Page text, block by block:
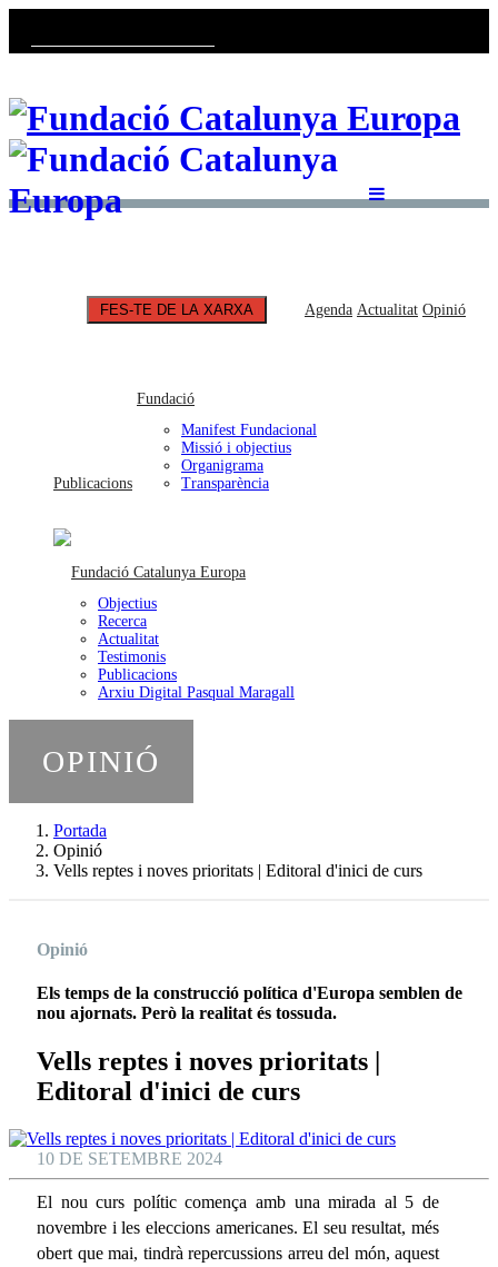
FES-TE DE LA XARXA Agenda Actualitat Opinió
Publicacions
Fundació
Manifest Fundacional
Missió i objectius
Organigrama
Transparència
Objectius
Recerca
Actualitat
Testimonis
Publicacions
Arxiu Digital Pasqual Maragall
OPINIÓ
Portada
Opinió
Vells reptes i noves prioritats | Editoral d'inici de curs
Opinió
Els temps de la construcció política d'Europa semblen de
nou ajornats. Però la realitat és tossuda.
Vells reptes i noves prioritats |
Editoral d'inici de curs
10 DE SETEMBRE 2024
El nou curs polític comença amb una mirada al 5 de
novembre i les eleccions americanes. El seu resultat, més
obert que mai, tindrà repercussions arreu del món, aquest